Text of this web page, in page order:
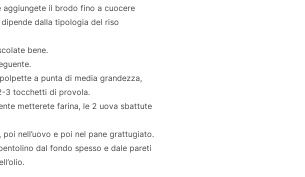
il brodo fino a cuocere
dalla tipologia del riso
bene.
a punta di media grandezza,
3 tocchetti di provola.
metterete farina, le 2 uova sbattute
nell’uovo e poi nel pane grattugiato.
dal fondo spesso e dale pareti